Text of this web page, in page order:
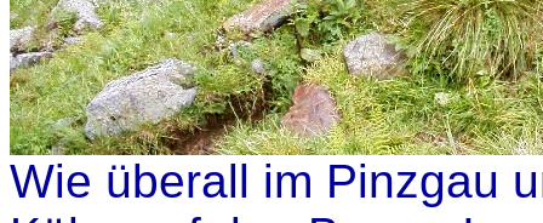
Wie überall im Pinzgau